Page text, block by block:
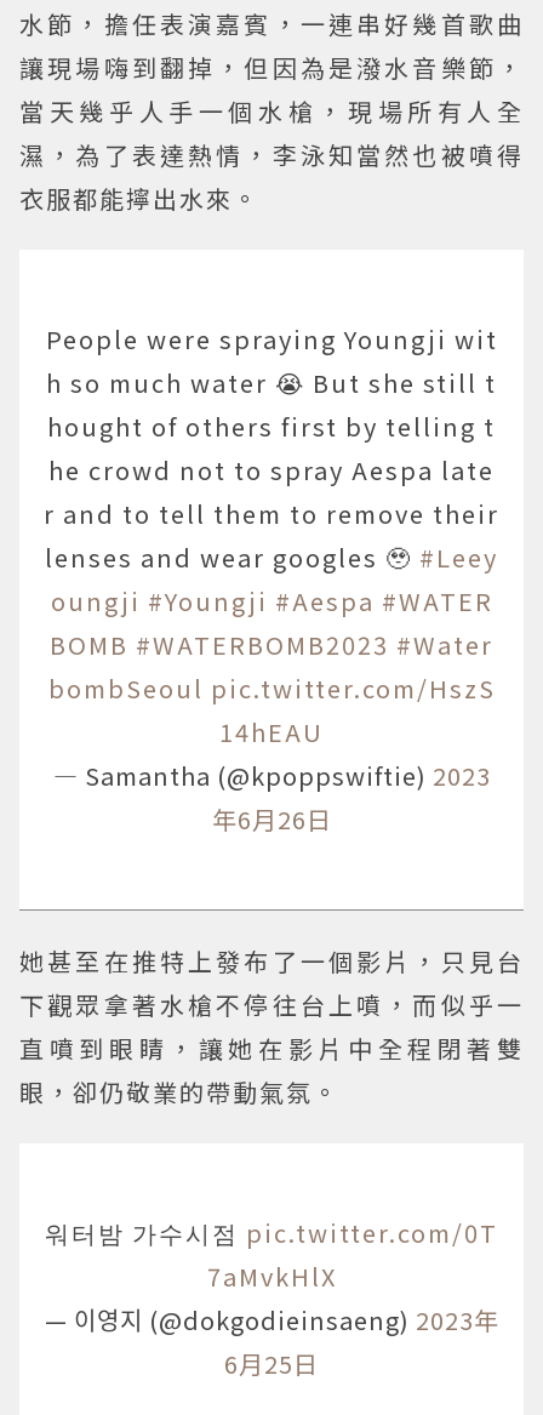
水節，擔任表演嘉賓，一連串好幾首歌曲
讓現場嗨到翻掉，但因為是潑水音樂節，
當天幾乎人手一個水槍，現場所有人全
濕，為了表達熱情，李泳知當然也被噴得
衣服都能擰出水來。
People were spraying Youngji wit
h so much water 😭 But she still t
hought of others first by telling t
he crowd not to spray Aespa late
r and to tell them to remove their
lenses and wear googles 🥹 #Leey
oungji #Youngji #Aespa #WATER
BOMB #WATERBOMB2023 #Water
bombSeoul pic.twitter.com/HszS
14hEAU
— Samantha (@kpoppswiftie) 2023
年6月26日
她甚至在推特上發布了一個影片，只見台
下觀眾拿著水槍不停往台上噴，而似乎一
直噴到眼睛，讓她在影片中全程閉著雙
眼，卻仍敬業的帶動氣氛。
워터밤 가수시점 pic.twitter.com/0T
7aMvkHlX
— 이영지 (@dokgodieinsaeng) 2023年
6月25日